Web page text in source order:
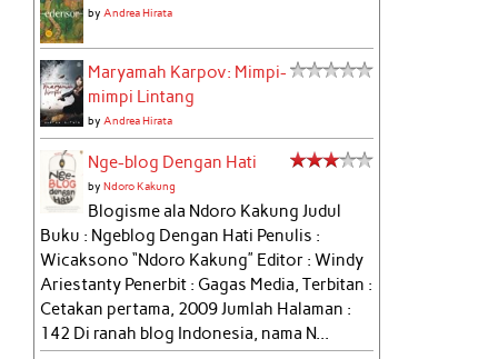
by Andrea Hirata
Maryamah Karpov: Mimpi-
mimpi Lintang
by Andrea Hirata
Nge-blog Dengan Hati
byNdoro Kakung
Blogisme ala Ndoro Kakung Judul
Buku : Ngeblog Dengan Hati Penulis :
Wicaksono “Ndoro Kakung” Editor : Windy
Ariestanty Penerbit : Gagas Media, Terbitan :
Cetakan pertama, 2009 Jumlah Halaman :
142 Di ranah blog Indonesia, nama N...